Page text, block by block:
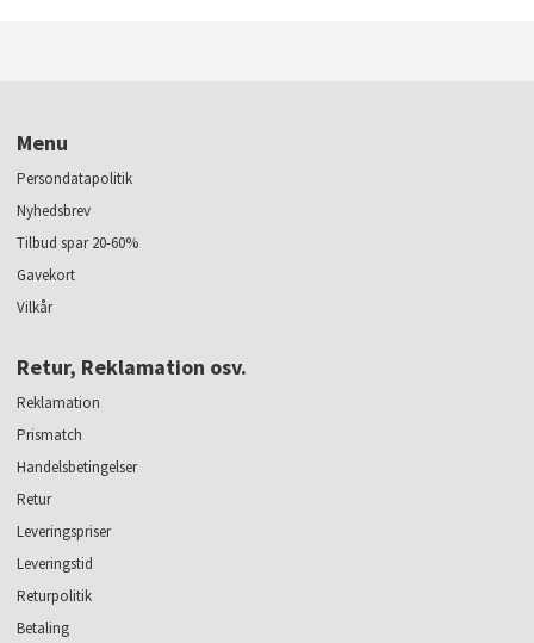
Menu
Persondatapolitik
Nyhedsbrev
Tilbud spar 20-60%
Gavekort
Vilkår
Retur, Reklamation osv.
Reklamation
Prismatch
Handelsbetingelser
Retur
Leveringspriser
Leveringstid
Returpolitik
Betaling